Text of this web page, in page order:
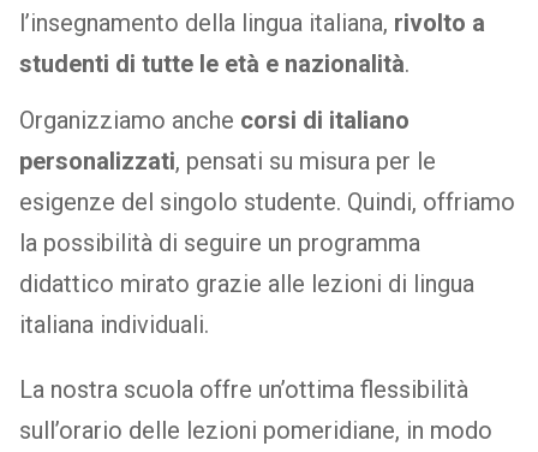
l’insegnamento della lingua italiana, rivolto a
studenti di tutte le età e nazionalità.
Organizziamo anche corsi di italiano
personalizzati, pensati su misura per le
esigenze del singolo studente. Quindi, offriamo
la possibilità di seguire un programma
didattico mirato grazie alle lezioni di lingua
italiana individuali.
La nostra scuola offre un’ottima flessibilità
sull’orario delle lezioni pomeridiane, in modo